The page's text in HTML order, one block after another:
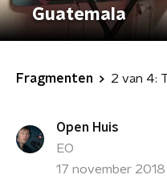
Guatemala
Fragmenten
Open Huis
EO
17 november